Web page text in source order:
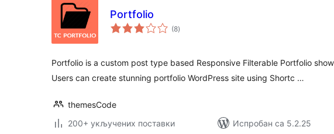
Portfolio
(8укупних
оцена
)
Portfolio is a custom post type based Responsive Filterable Portfolio
Users can create stunning portfolio WordPress site using Shortc …
themesCode
200+ укључених поставки
Испробан са 5.2.25